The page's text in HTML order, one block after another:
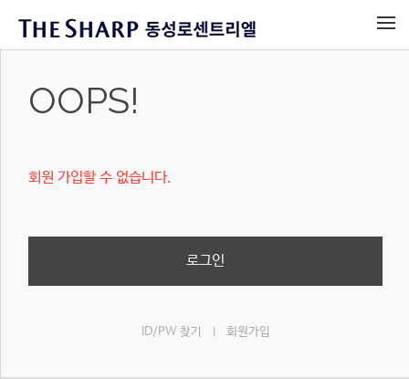
OOPS!
회원 가입할 수 없습니다.
로그인
ID/PW 찾기 회원가입